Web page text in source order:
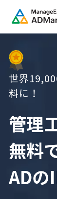
世界
料に！
管理
無料
ADの